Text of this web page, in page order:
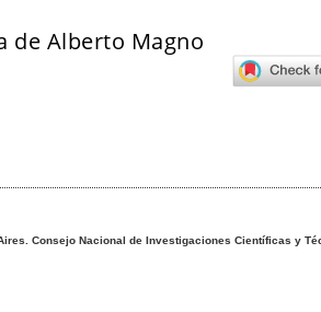
de Alberto Magno
Consejo Nacional de Investigaciones Científicas y